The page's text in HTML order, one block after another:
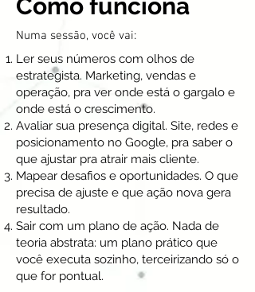
Como funciona
Numa sessão, você vai:
Ler seus números com olhos de
estrategista. Marketing, vendas e
operação, pra ver onde está o gargalo e
onde está o crescimento.
Avaliar sua presença digital. Site, redes e
posicionamento no Google, pra saber o
que ajustar pra atrair mais cliente.
Mapear desafios e oportunidades. O que
precisa de ajuste e que ação nova gera
resultado.
Sair com um plano de ação. Nada de
teoria abstrata: um plano prático que
você executa sozinho, terceirizando só o
que for pontual.